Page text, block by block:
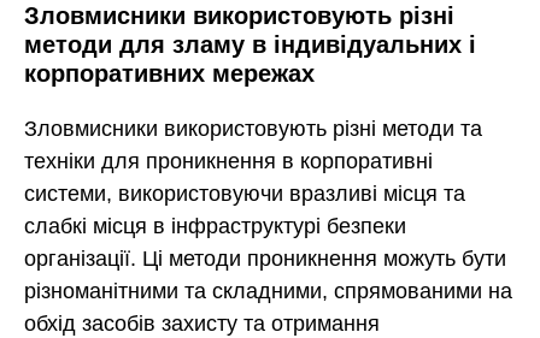
Зловмисники використовують різні
методи для зламу в індивідуальних і
корпоративних мережах
Зловмисники використовують різні методи та
техніки для проникнення в корпоративні
системи, використовуючи вразливі місця та
слабкі місця в інфраструктурі безпеки
організації. Ці методи проникнення можуть бути
різноманітними та складними, спрямованими на
обхід засобів захисту та отримання